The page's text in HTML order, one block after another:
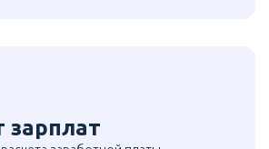
зарплат